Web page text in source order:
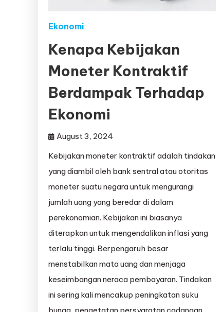
Ekonomi
Kenapa Kebijakan
Moneter Kontraktif
Berdampak Terhadap
Ekonomi
August 3, 2024
Kebijakan moneter kontraktif adalah tindakan
yang diambil oleh bank sentral atau otoritas
moneter suatu negara untuk mengurangi
jumlah uang yang beredar di dalam
perekonomian. Kebijakan ini biasanya
diterapkan untuk mengendalikan inflasi yang
terlalu tinggi. Berpengaruh besar
menstabilkan mata uang dan menjaga
keseimbangan neraca pembayaran. Tindakan
ini sering kali mencakup peningkatan suku